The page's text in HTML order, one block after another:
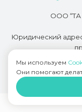
ООО
Юридический
Мы используем
Они помогают